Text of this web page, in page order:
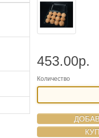
453.00р.
Количество